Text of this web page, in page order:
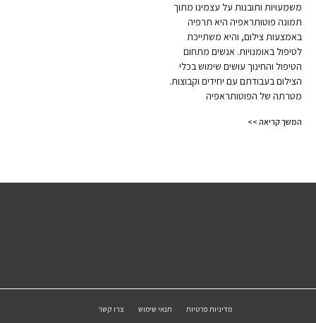
משמעויות ותובנות על עצמינו מתוך
תמונה פוטותראפיה היא תרפיה
באמצעות צילום, והיא משתייכת
לטיפול באומנויות. אנשים מתחום
הטיפול והחינוך עושים שימוש בכלי
הצילום בעבודתם עם יחידים וקבוצות.
מטרתה של הפוטותראפיה
המשך קריאה >>
מדיניות פרטיות תנאי שימוש צרו קשר